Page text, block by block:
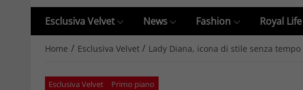
Esclusiva Velvet News Fashion Royal Life
Home / Esclusiva Velvet / Lady Diana, icona di stile senza
Esclusiva Velvet Primo piano